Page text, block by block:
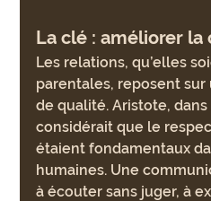
La clé : améliorer
Les relations, qu’elles
parentales, reposent
de qualité. Aristote, dans
considérait que le
étaient fondamentaux
humaines. Une
à écouter sans juger, à